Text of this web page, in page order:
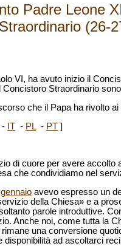
Padre Leone
Straordinario (26-
VI, ha avuto inizio il
Straordinario
che il Papa ha rivolto
- IT - PL- PT ]
di cuore per avere
che condividiamo nel
avevo espresso un
della Chiesa» e a
parole introduttive.
Anche noi, come tutta la
una conversione
disponibilità ad ascoltarci